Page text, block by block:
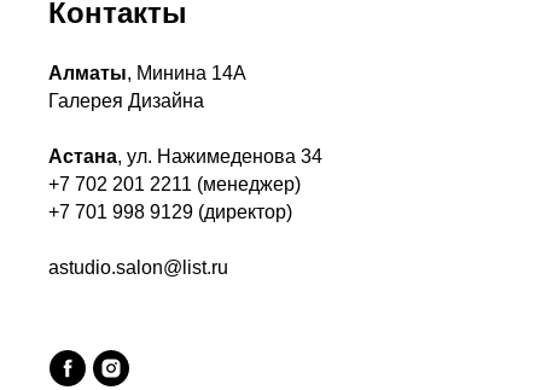
Контакты
Алматы, Минина 14А
Галерея Дизайна
Астана, ул. Нажимеденова 34
+7 702 201 2211 (менеджер)
+7 701 998 9129 (директор)
astudio.salon@list.ru